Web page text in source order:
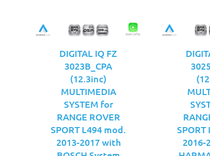
DIGITAL IQ FZ
3023B_CPA
(12.3inc)
MULTIMEDIA
SYSTEM for
RANGE ROVER
SPORT L494 mod.
2013-2017 with
2016-